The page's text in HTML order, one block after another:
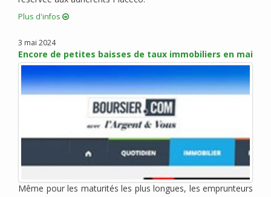
septembre 2015 (9)
juin 2015 (4)
mai 2015 (5)
avril 2015 (5)
mars 2015 (5)
décembre 2014 (1)
novembre 2014 (1)
septembre 2014 (1)
Plus d'infos
3 mai 2024
Encore de petites baisses de taux immobiliers en mai
Même pour les maturités les plus longues, les emprunteurs